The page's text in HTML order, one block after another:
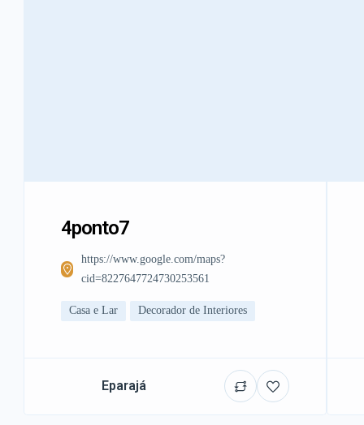
4ponto7
https://www.google.com/maps?
cid=8227647724730253561
Casa e Lar Decorador de Interiores
Eparajá